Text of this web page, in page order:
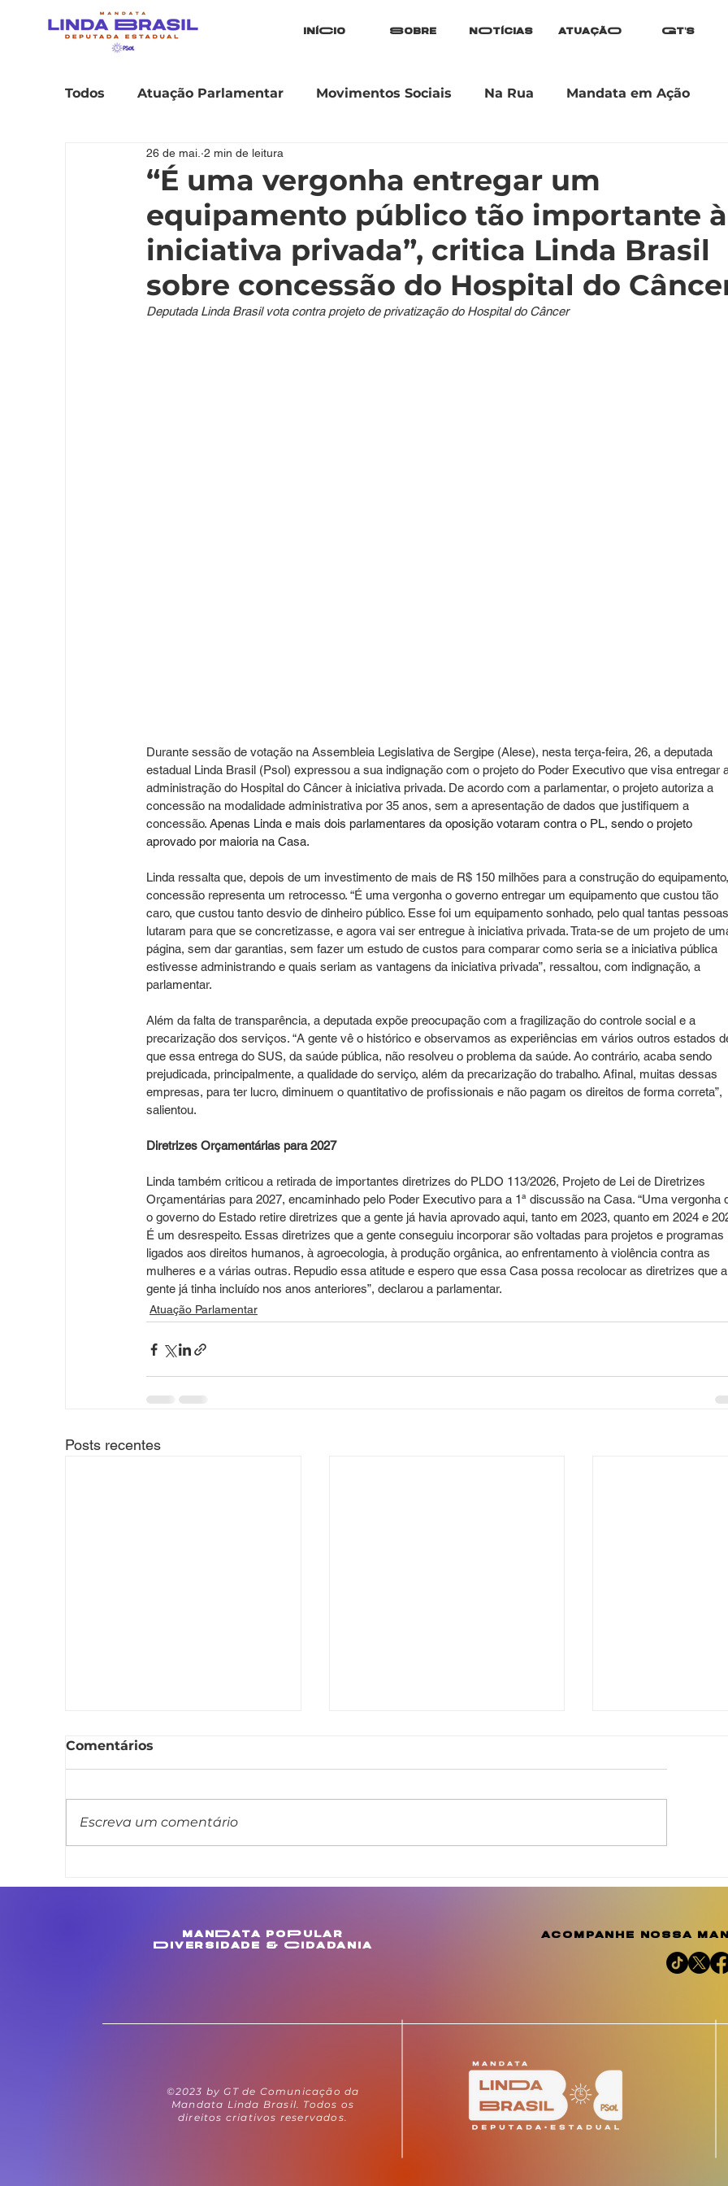
iníCio Sobre nOtícias atuaçãO Gt's
Todos Atuação Parlamentar Movimentos Sociais Na Rua Mandata em Ação
“É uma vergonha entregar um
equipamento público tão importante à
iniciativa privada”, critica Linda Brasil
sobre concessão do Hospital do
26 de mai. 2 min de leitura
Deputada Linda Brasil vota contra projeto de privatização do Hospital do Câncer
Durante sessão de votação na Assembleia Legislativa de Sergipe (Alese), nesta terça-feira, 26, a deputada
estadual Linda Brasil (Psol) expressou a sua indignação com o projeto do Poder Executivo que visa entregar
administração do Hospital do Câncer à iniciativa privada. De acordo com a parlamentar, o projeto autoriza a
concessão na modalidade administrativa por 35 anos, sem a apresentação de dados que justifiquem a
concessão. Apenas Linda e mais dois parlamentares da oposição votaram contra o PL, sendo o projeto
aprovado por maioria na Casa.
Linda ressalta que, depois de um investimento de mais de R$ 150 milhões para a construção do
concessão representa um retrocesso. “É uma vergonha o governo entregar um equipamento que custou tão
caro, que custou tanto desvio de dinheiro público. Esse foi um equipamento sonhado, pelo qual tantas pessoas
lutaram para que se concretizasse, e agora vai ser entregue à iniciativa privada. Trata-se de um projeto de
página, sem dar garantias, sem fazer um estudo de custos para comparar como seria se a iniciativa pública
estivesse administrando e quais seriam as vantagens da iniciativa privada”, ressaltou, com indignação, a
parlamentar.
Além da falta de transparência, a deputada expõe preocupação com a fragilização do controle social e a
precarização dos serviços. “A gente vê o histórico e observamos as experiências em vários outros estados
que essa entrega do SUS, da saúde pública, não resolveu o problema da saúde. Ao contrário, acaba sendo
prejudicada, principalmente, a qualidade do serviço, além da precarização do trabalho. Afinal, muitas dessas
empresas, para ter lucro, diminuem o quantitativo de profissionais e não pagam os direitos de forma correta”,
salientou.
Diretrizes Orçamentárias para 2027
Linda também criticou a retirada de importantes diretrizes do PLDO 113/2026, Projeto de Lei de Diretrizes
Orçamentárias para 2027, encaminhado pelo Poder Executivo para a 1ª discussão na Casa. “Uma vergonha
o governo do Estado retire diretrizes que a gente já havia aprovado aqui, tanto em 2023, quanto em 2024 e
É um desrespeito. Essas diretrizes que a gente conseguiu incorporar são voltadas para projetos e programas
ligados aos direitos humanos, à agroecologia, à produção orgânica, ao enfrentamento à violência contra as
mulheres e a várias outras. Repudio essa atitude e espero que essa Casa possa recolocar as diretrizes que a
gente já tinha incluído nos anos anteriores”, declarou a parlamentar.
Atuação Parlamentar
Posts recentes
projeto de lei que veda
estaduais
melhorias para
em Estância
a
aleitamento
Comentários
Escreva um comentário
manData poPular
Diversidade & Cidadania
acompanhe nossa
©2023 by GT de Comunicação da
Mandata Linda Brasil. Todos os
direitos criativos reservados.